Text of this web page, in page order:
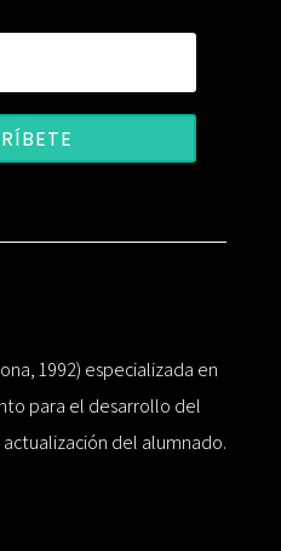
1992) especializada en
para el desarrollo del
del alumnado.